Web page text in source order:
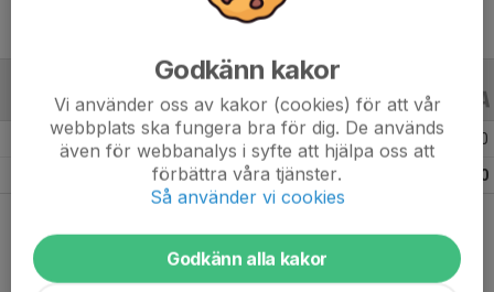
ALLA SERIER ALLA ÅR
Säsongen 25/26 2 0 0
0
Godkänn kakor
Vi använder oss av kakor (cookies) för att vår
webbplats ska fungera bra för dig. De används
även för webbanalys i syfte att hjälpa oss att
förbättra våra tjänster.
Så använder vi cookies
Godkänn alla kakor